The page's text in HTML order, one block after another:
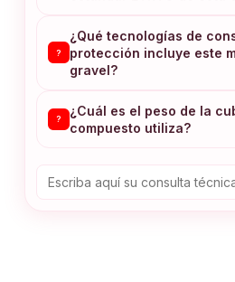
?
¿Qué tecnologías de
protección incluye este
gravel?
?
¿Cuál es el peso de la
compuesto utiliza?